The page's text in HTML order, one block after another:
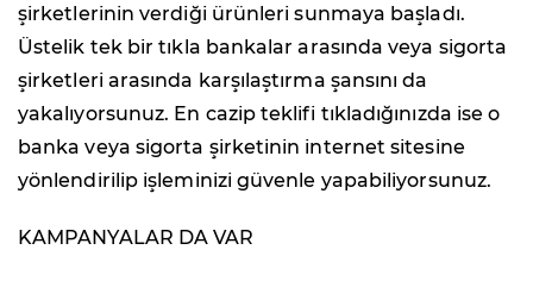
şirketlerinin verdiği ürünleri sunmaya başladı.
Üstelik tek bir tıkla bankalar arasında veya sigorta
şirketleri arasında karşılaştırma şansını da
yakalıyorsunuz. En cazip teklifi tıkladığınızda ise o
banka veya sigorta şirketinin internet sitesine
yönlendirilip işleminizi güvenle yapabiliyorsunuz.
KAMPANYALAR DA VAR